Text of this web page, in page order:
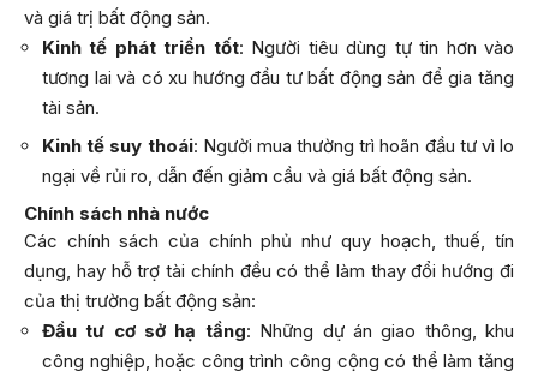
và giá trị bất động sản.
Kinh tế phát triển tốt: Người tiêu dùng tự tin hơn vào
tương lai và có xu hướng đầu tư bất động sản để gia tăng
tài sản.
Kinh tế suy thoái: Người mua thường trì hoãn đầu tư vì lo
ngại về rủi ro, dẫn đến giảm cầu và giá bất động sản.
Chính sách nhà nước
Các chính sách của chính phủ như quy hoạch, thuế, tín
dụng, hay hỗ trợ tài chính đều có thể làm thay đổi hướng đi
của thị trường bất động sản:
Đầu tư cơ sở hạ tầng: Những dự án giao thông, khu
công nghiệp, hoặc công trình công cộng có thể làm tăng